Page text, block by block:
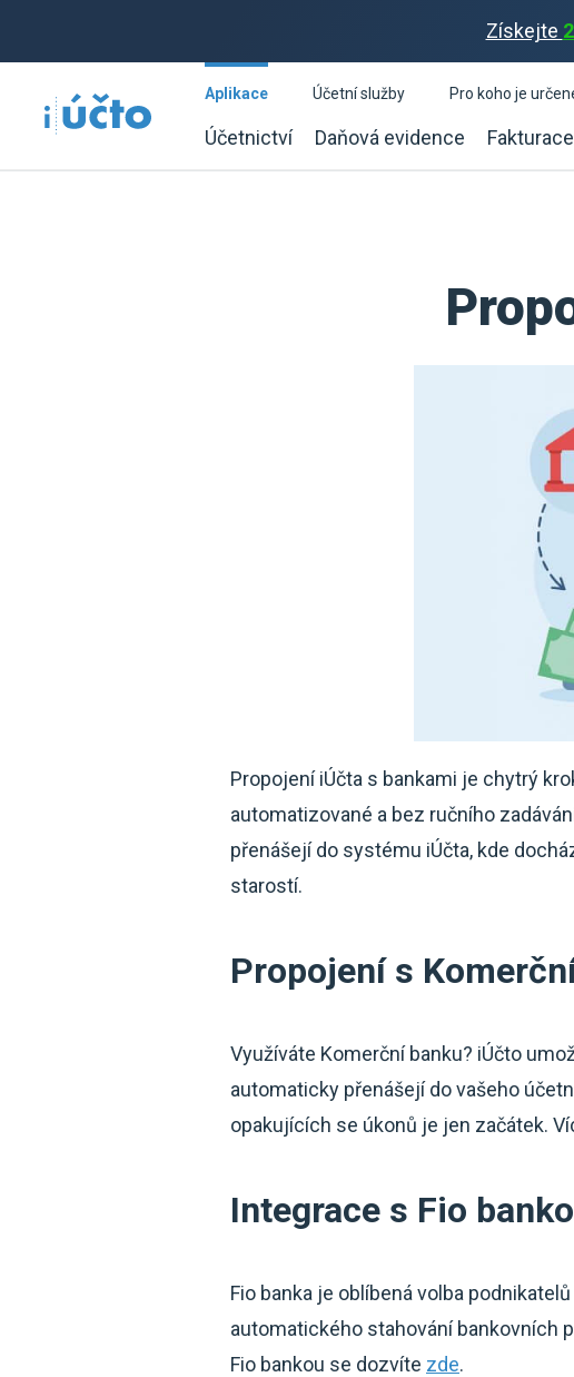
Získejte
Aplikace
Účetnictví Daňová evidence Fakturace
Účetní služby
Pro koho je
Propojení iÚčta s bankami je chytrý
automatizované a bez ručního
přenášejí do systému iÚčta, kde
starostí.
Propojení s
Využíváte Komerční banku? iÚčto
automaticky přenášejí do vašeho
opakujících se úkonů je jen začátek.
Integrace s Fio
Fio banka je oblíbená volba
automatického stahování bankovních
Fio bankou se dozvíte zde.